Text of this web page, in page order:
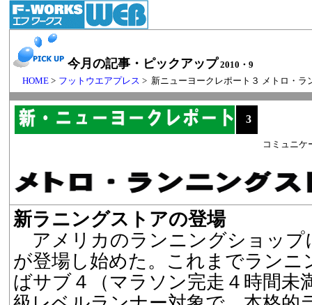
今月の記事・ピックアップ2010・9
HOME > フットウエアプレス> 新ニューヨークレポート３ メトロ・
3
コミュニ
新ラニングストアの登場
アメリカのランニングショップ
が登場し始めた。これまでランニ
ばサブ４（マラソン完走４時間未